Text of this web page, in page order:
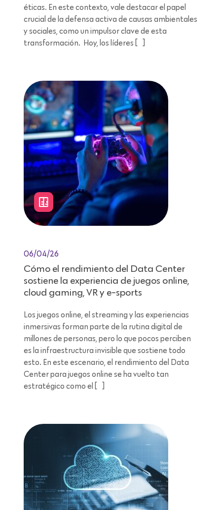
éticas. En este contexto, vale destacar el papel
crucial de la defensa activa de causas ambientales
y sociales, como un impulsor clave de esta
transformación. Hoy, los líderes […]
06/04/26
Cómo el rendimiento del Data Center
sostiene la experiencia de juegos online,
cloud gaming, VR y e-sports
Los juegos online, el streaming y las experiencias
inmersivas forman parte de la rutina digital de
millones de personas, pero lo que pocos perciben
es la infraestructura invisible que sostiene todo
esto. En este escenario, el rendimiento del Data
Center para juegos online se ha vuelto tan
estratégico como el […]